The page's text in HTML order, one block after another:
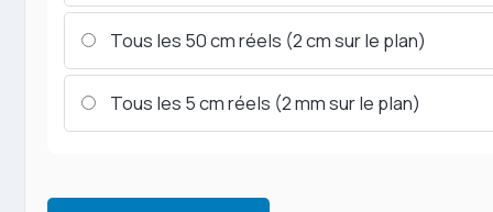
Tous les 50 cm réels (2 cm sur le plan)
Tous les 5 cm réels (2 mm sur le plan)